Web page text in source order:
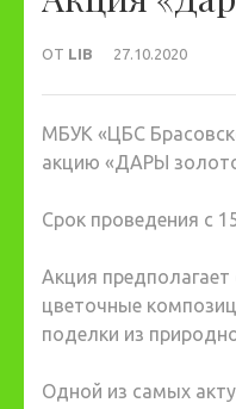
ОТ LIB 27.10.2020
МБУК «ЦБС
акцию «ДАРЫ
Срок проведения с
Акция
цветочные
поделки из
Одной из самых